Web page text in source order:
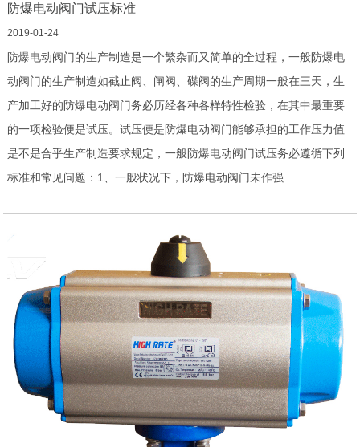
防爆电动阀门试压标准
2019-01-24
防爆电动阀门的生产制造是一个繁杂而又简单的全过程，一般防爆电
动阀门的生产制造如截止阀、闸阀、碟阀的生产周期一般在三天，生
产加工好的防爆电动阀门务必历经各种各样特性检验，在其中最重要
的一项检验便是试压。试压便是防爆电动阀门能够承担的工作压力值
是不是合乎生产制造要求规定，一般防爆电动阀门试压务必遵循下列
标准和常见问题：1、一般状况下，防爆电动阀门未作强..